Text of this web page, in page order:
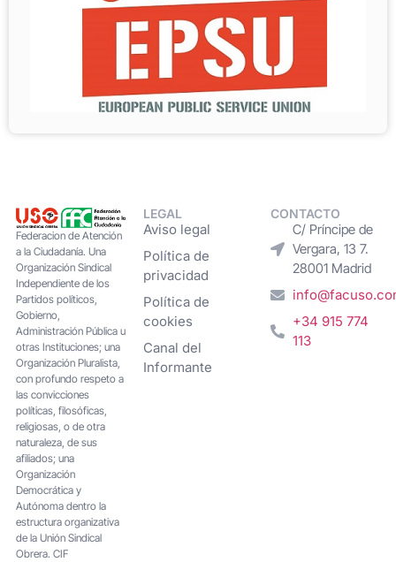
Federacion de Atención
a la Ciudadanía. Una
Organización Sindical
Independiente de los
Partidos políticos,
Gobierno,
Administración Pública u
otras Instituciones; una
Organización Pluralista,
con profundo respeto a
las convicciones
políticas, filosóficas,
religiosas, o de otra
naturaleza, de sus
afiliados; una
Organización
Democrática y
Autónoma dentro la
estructura organizativa
de la Unión Sindical
Obrera. CIF
LEGAL
Aviso legal
Política de
privacidad
Política de
cookies
Canal del
Informante
CONTACTO
C/ Príncipe de
Vergara, 13 7.
28001 Madrid
+34 915 774
113